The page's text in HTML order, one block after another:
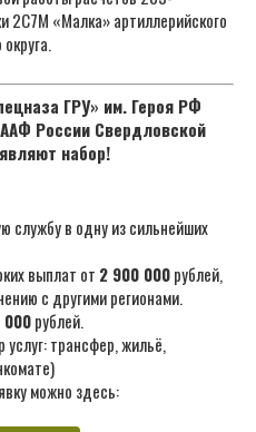
2C7М «Малка» артиллерийского
ГРУ» им. Героя РФ
России Свердловской
набор!
службу в одну из сильнейших
выплат от 2 900 000рублей,
с другими регионами.
000рублей.
трансфер, жильё,
можно здесь: